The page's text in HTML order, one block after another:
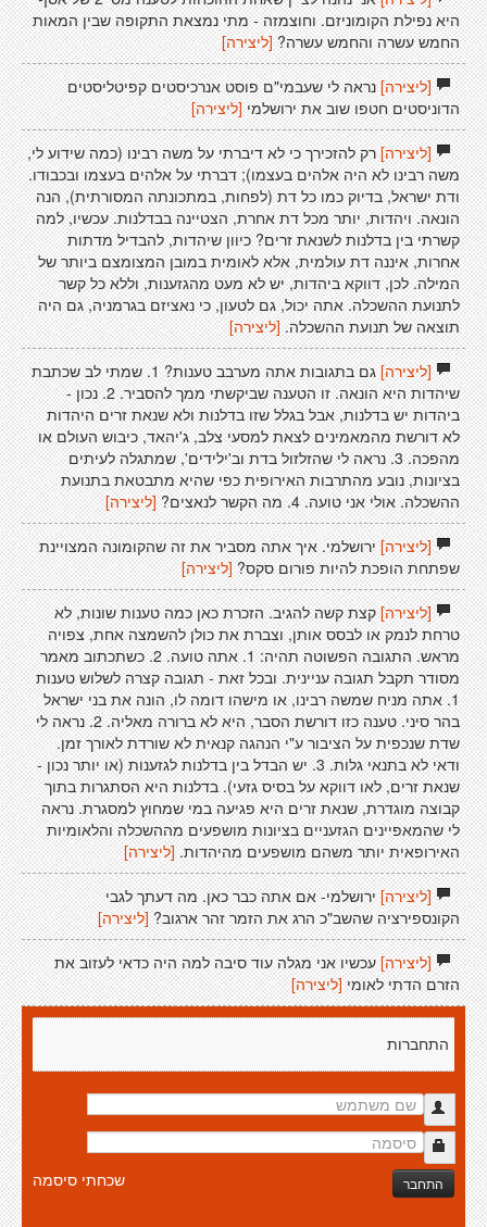
היא נפילת הקומוניזם. וחוצמזה - מתי נמצאת התקופה שבין המאות
החמש עשרה והחמש עשרה?[ליצירה]
[ליצירה]נראה לי שעבמי"ם פוסט אנרכיסטים קפיטליסטים
הדוניסטים חטפו שוב את ירושלמי [ליצירה]
[ליצירה]רק להזכירך כי לא דיברתי על משה רבינו (כמה שידוע לי,
משה רבינו לא היה אלהים בעצמו); דברתי על אלהים בעצמו ובכבודו.
ודת ישראל, בדיוק כמו כל דת (לפחות, במתכונתה המסורתית), הנה
הונאה. ויהדות, יותר מכל דת אחרת, הצטיינה בבדלנות. עכשיו, למה
קשרתי בין בדלנות לשנאת זרים? כיוון שיהדות, להבדיל מדתות
אחרות, איננה דת עולמית, אלא לאומית במובן המצומצם ביותר של
המילה. לכן, דווקא ביהדות, יש לא מעט מהגזענות, וללא כל קשר
לתנועת ההשכלה. אתה יכול, גם לטעון, כי נאציזם בגרמניה, גם היה
תוצאה של תנועת ההשכלה.[ליצירה]
[ליצירה]
גם בתגובות אתה מערבב טענות? 1. שמתי לב שכתבת
שיהדות היא הונאה. זו הטענה שביקשתי ממך להסביר. 2. נכון -
ביהדות יש בדלנות, אבל בגלל שזו בדלנות ולא שנאת זרים היהדות
לא דורשת מהמאמינים לצאת למסעי צלב, ג'יהאד, כיבוש העולם או
מהפכה. 3. נראה לי שהזלזול בדת וב'ילידים', שמתגלה לעיתים
בציונות, נובע מהתרבות האירופית כפי שהיא מתבטאת בתנועת
ההשכלה. אולי אני טועה. 4. מה הקשר לנאצים?
[ליצירה]
[ליצירה]ירושלמי. איך אתה מסביר את זה שהקומונה המצויינת
שפתחת הופכת להיות פורום סקס? [ליצירה]
[ליצירה]קצת קשה להגיב. הזכרת כאן כמה טענות שונות, לא
טרחת לנמק או לבסס אותן, וצברת את כולן להשמצה אחת, צפויה
מראש. התגובה הפשוטה תהיה: 1. אתה טועה. 2. כשתכתוב מאמר
מסודר תקבל תגובה עניינית. ובכל זאת - תגובה קצרה לשלוש טענות
1. אתה מניח שמשה רבינו, או מישהו דומה לו, הונה את בני ישראל
בהר סיני. טענה כזו דורשת הסבר, היא לא ברורה מאליה. 2. נראה לי
שדת שנכפית על הציבור ע"י הנהגה קנאית לא שורדת לאורך זמן.
ודאי לא בתנאי גלות. 3. יש הבדל בין בדלנות לגזענות (או יותר נכון -
שנאת זרים, לאו דווקא על בסיס גזעי). בדלנות היא הסתגרות בתוך
קבוצה מוגדרת, שנאת זרים היא פגיעה במי שמחוץ למסגרת. נראה
לי שהמאפיינים הגזעניים בציונות מושפעים מההשכלה והלאומיות
האירופאית יותר משהם מושפעים מהיהדות. [ליצירה]
[ליצירה]ירושלמי- אם אתה כבר כאן. מה דעתך לגבי
הקונספירציה שהשב"כ הרג את הזמר זהר ארגוב? [ליצירה]
[ליצירה]עכשיו אני מגלה עוד סיבה למה היה כדאי לעזוב את
הזרם הדתי לאומי [ליצירה]
התחברות
התחבר שכחתי סיסמה